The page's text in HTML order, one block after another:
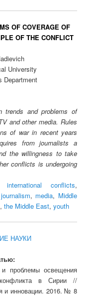
OF COVERAGE OF
OF THE CONFLICT
University
Department
trends and problems of
and other media. Rules
of war in recent years
from journalists a
the willingness to take
conflicts is undergoing
international conflicts,
journalism, media, Middle
,the Middle East,youth
НАУКИ
проблемы освещения
в Сирии //
и инновации. 2016. № 8